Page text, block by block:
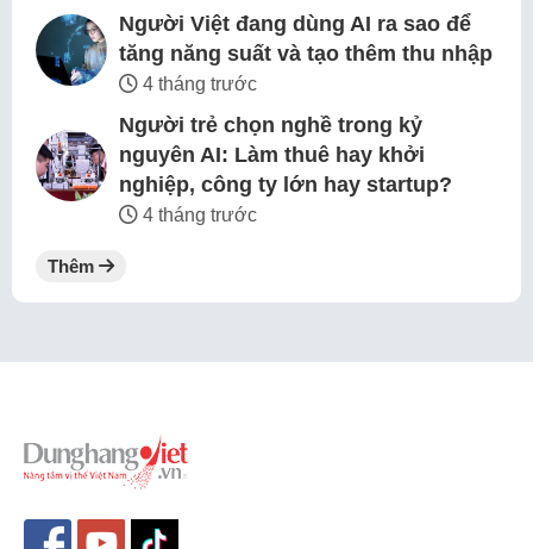
Người Việt đang dùng AI ra sao để
tăng năng suất và tạo thêm thu nhập
4 tháng trước
Người trẻ chọn nghề trong kỷ
nguyên AI: Làm thuê hay khởi
nghiệp, công ty lớn hay startup?
4 tháng trước
Thêm